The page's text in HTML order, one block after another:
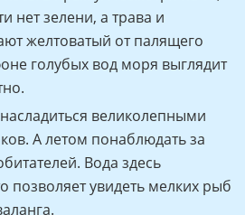
в Крыму. Несмотря на то,
нет зелени, а трава и
желтоватый от палящего
голубых вод моря выглядит
великолепными
А летом понаблюдать за
Вода здесь
позволяет увидеть мелких рыб